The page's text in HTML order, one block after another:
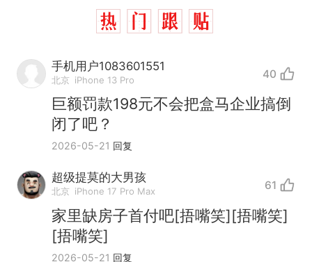
手机用户1083601551
北京 iPhone 13 Pro 40
巨额罚款198元不会把盒马企业搞倒
闭了吧？
2026-05-21 回复
超级提莫的大男孩
北京 iPhone 17 Pro Max 61
家里缺房子首付吧[捂嘴笑][捂嘴笑]
[捂嘴笑]
2026-05-21 回复
热